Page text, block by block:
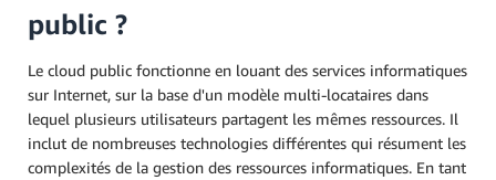
public ?
Le cloud public fonctionne en louant des services informatiques
sur Internet, sur la base d'un modèle multi-locataires dans
lequel plusieurs utilisateurs partagent les mêmes ressources. Il
inclut de nombreuses technologies différentes qui résument les
complexités de la gestion des ressources informatiques. En tant